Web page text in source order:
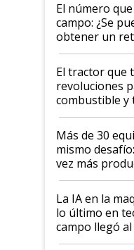
El número
campo: ¿Se
obtener un
en
El tractor que
revoluciones
combustible y
que parece
lo último en el
disponible en
Más de 30
mismo
vez más
incorporan
tierra?
La IA en la
lo último en
campo llegó
Aapresid 2026